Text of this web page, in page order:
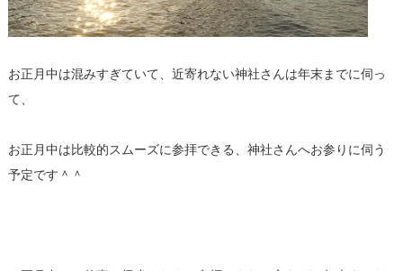
お正月中は混みすぎていて、近寄れない神社さんは年末までに伺っ
て、
お正月中は比較的スムーズに参拝できる、神社さんへお参りに伺う
予定です＾＾